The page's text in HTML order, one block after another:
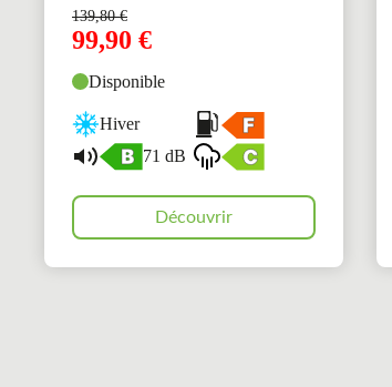
139,80€
99,90 €
Disponible
Hiver
71 dB
Découvrir